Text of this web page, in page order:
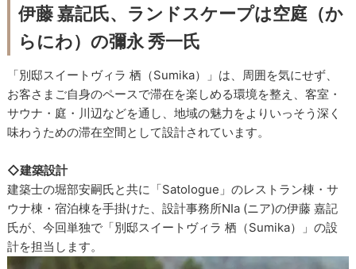
伊藤 嘉記氏、ランドスケープは空庭（か
らにわ）の彌永 秀一氏
「別邸スイートヴィラ 栖（Sumika）」は、周囲を気にせず、
お客さまご自身のペースで滞在を楽しめる環境を整え、客室・
サウナ・庭・川辺などを通し、地域の魅力をよりいっそう深く
味わうための滞在空間として設計されています。
◇建築設計
建築士の堀部安嗣氏と共に「Satologue」のレストラン棟・サ
ウナ棟・宿泊棟を手掛けた、設計事務所NIa (ニア)の伊藤 嘉記
氏が、今回単独で「別邸スイートヴィラ 栖（Sumika）」の設
計を担当します。